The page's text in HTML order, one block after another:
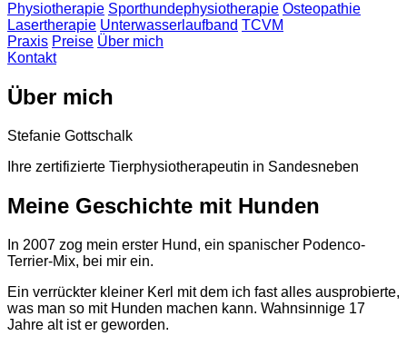
Physiotherapie Sporthundephysiotherapie Osteopathie
Lasertherapie Unterwasserlaufband TCVM
Praxis Preise Über mich
Kontakt
Über mich
Stefanie Gottschalk
Ihre zertifizierte Tierphysiotherapeutin in Sandesneben
Meine Geschichte mit Hunden
In 2007 zog mein erster Hund, ein spanischer Podenco-
Terrier-Mix, bei mir ein.
Ein verrückter kleiner Kerl mit dem ich fast alles ausprobierte,
was man so mit Hunden machen kann. Wahnsinnige 17
Jahre alt ist er geworden.